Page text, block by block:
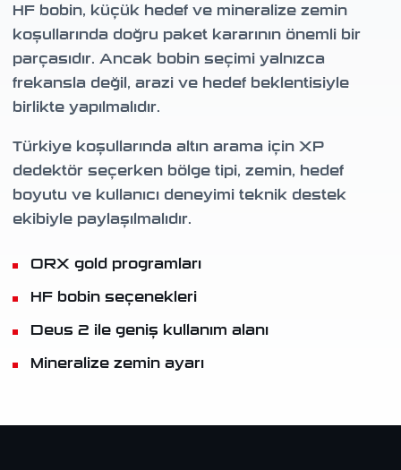
HF bobin, küçük hedef ve mineralize zemin
koşullarında doğru paket kararının önemli bir
parçasıdır. Ancak bobin seçimi yalnızca
frekansla değil, arazi ve hedef beklentisiyle
birlikte yapılmalıdır.
Türkiye koşullarında altın arama için XP
dedektör seçerken bölge tipi, zemin, hedef
boyutu ve kullanıcı deneyimi teknik destek
ekibiyle paylaşılmalıdır.
ORX gold programları
HF bobin seçenekleri
Deus 2 ile geniş kullanım alanı
Mineralize zemin ayarı